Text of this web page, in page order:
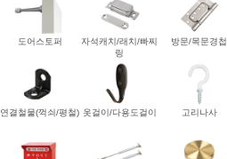
도어스토퍼
자석캐치/래치/빠찌
링
방문/목문경첩
연결철물(꺽쇠/평철) 옷걸이/다용도걸이 고리나사